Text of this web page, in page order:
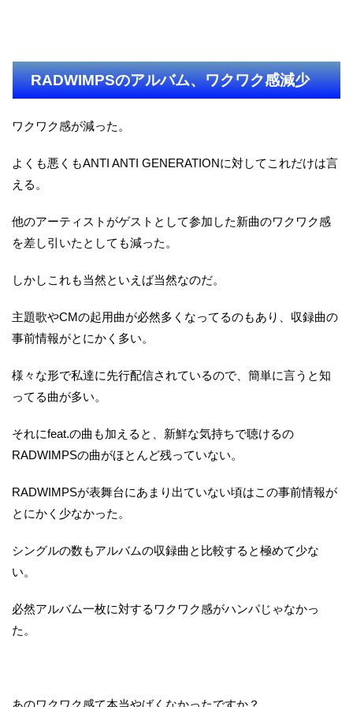
RADWIMPSのアルバム、ワクワク感減少
ワクワク感が減った。
よくも悪くもANTI ANTI GENERATIONに対してこれだけは言
える。
他のアーティストがゲストとして参加した新曲のワクワク感
を差し引いたとしても減った。
しかしこれも当然といえば当然なのだ。
主題歌やCMの起用曲が必然多くなってるのもあり、収録曲の
事前情報がとにかく多い。
様々な形で私達に先行配信されているので、簡単に言うと知
ってる曲が多い。
それにfeat.の曲も加えると、新鮮な気持ちで聴けるの
RADWIMPSの曲がほとんど残っていない。
RADWIMPSが表舞台にあまり出ていない頃はこの事前情報が
とにかく少なかった。
シングルの数もアルバムの収録曲と比較すると極めて少な
い。
必然アルバム一枚に対するワクワク感がハンパじゃなかっ
た。
あのワクワク感て本当やばくなかったですか？